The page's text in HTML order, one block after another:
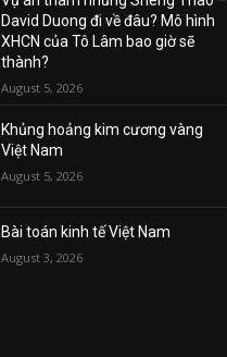
David Duong đi về đâu? Mô hình
XHCN của Tô Lâm bao giờ sẽ
thành?
August 5, 2026
Khủng hoảng kim cương vàng
Việt Nam
August 5, 2026
Bài toán kinh tế Việt Nam
August 3, 2026